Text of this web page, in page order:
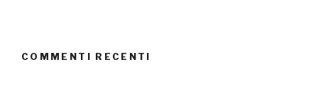
COMMENTI RECENTI